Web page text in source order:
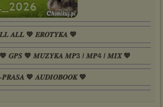
𝑨𝑳𝑳 💖 𝑬𝑹𝑶𝑻𝒀𝑲𝑨 💖
𝑮𝑷𝑺 💖 𝑴𝑼𝒁𝒀𝑲𝑨 𝑴𝑷3 / 𝑴𝑷4 / 𝑴𝑰𝑿 💖
𝑷𝑹𝑨𝑺𝑨 💖 𝑨𝑼𝑫𝑰𝑶𝑩𝑶𝑶𝑲 💖